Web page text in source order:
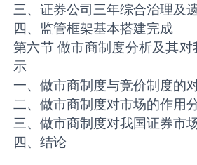
三、证券公司三年综合治理及
四、监管框架基本搭建完成
第六节 做市商制度分析及其
示
一、做市商制度与竞价制度的
二、做市商制度对市场的作用
三、做市商制度对我国证券市
四、结论